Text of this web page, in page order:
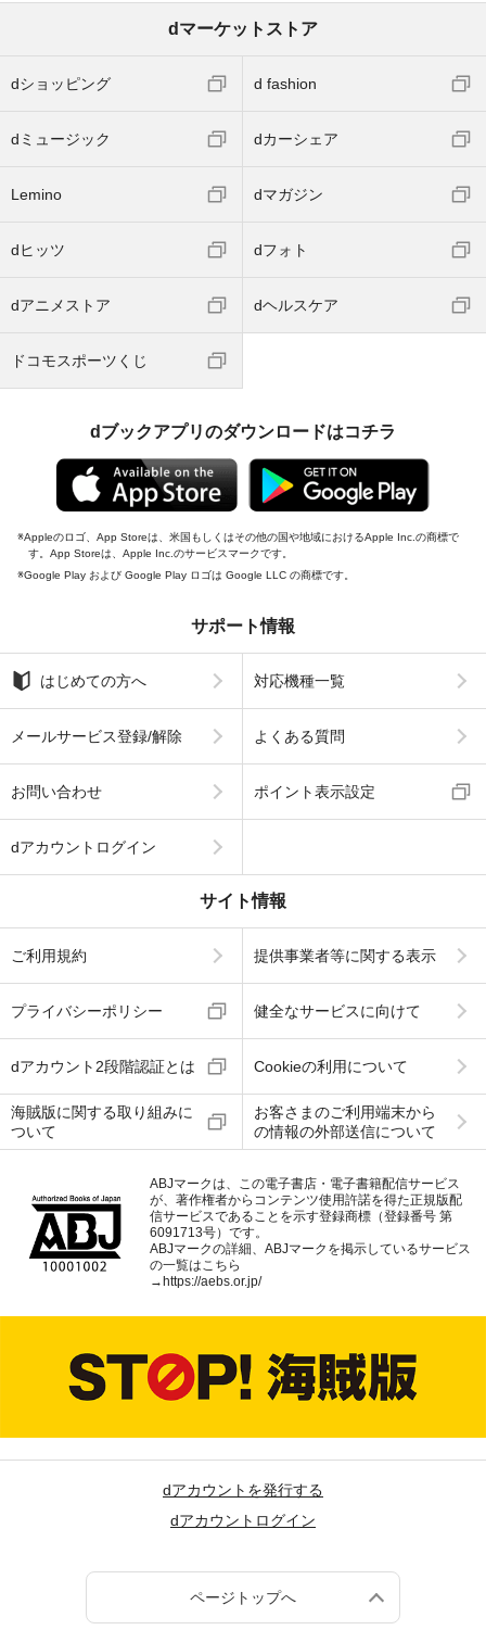
dマーケットストア
dショッピング d fashion
dミュージック dカーシェア
Lemino dマガジン
dヒッツ dフォト
dアニメストア dヘルスケア
ドコモスポーツくじ
dブックアプリのダウンロードはコチラ
Appleのロゴ、App Storeは、米国もしくはその他の国や地域におけるApple Inc.の商標で
す。App Storeは、Apple Inc.のサービスマークです。
Google Play および Google Play ロゴは Google LLC の商標です。
サポート情報
はじめての方へ 対応機種一覧
メールサービス登録/解除 よくある質問
お問い合わせ ポイント表示設定
dアカウントログイン
サイト情報
ご利用規約 提供事業者等に関する表示
プライバシーポリシー 健全なサービスに向けて
dアカウント2段階認証とは Cookieの利用について
海賊版に関する取り組みに
ついて
お客さまのご利用端末から
の情報の外部送信について
ABJマークは、この電子書店・電子書籍配信サービス
が、著作権者からコンテンツ使用許諾を得た正規版配
信サービスであることを示す登録商標（登録番号 第
6091713号）です。
ABJマークの詳細、ABJマークを掲示しているサービス
の一覧はこちら
→ https://aebs.or.jp/
dアカウントを発行する
dアカウントログイン
ページトップへ